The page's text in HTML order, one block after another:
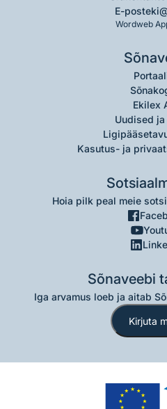
E-post
Wordweb
Ekilex
Uudised
Kasutus- ja
Hoia pilk peal meie
Sõnaveebi
Iga arvamus loeb ja aitab
Kirjuta